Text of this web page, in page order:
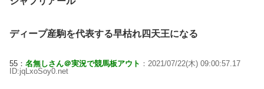
ディープ産駒を代表する早枯れ四天王になる
55： 名無しさん＠実況で競馬板アウト ：2021/07/22(木) 09:00:57.17
ID:jqLxoSoy0.net